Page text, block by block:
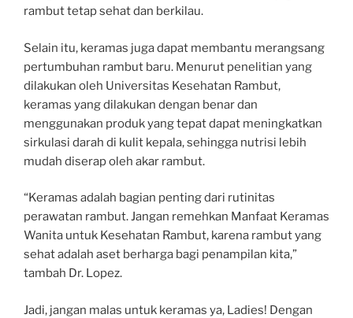
rambut tetap sehat dan berkilau.
Selain itu, keramas juga dapat membantu merangsang
pertumbuhan rambut baru. Menurut penelitian yang
dilakukan oleh Universitas Kesehatan Rambut,
keramas yang dilakukan dengan benar dan
menggunakan produk yang tepat dapat meningkatkan
sirkulasi darah di kulit kepala, sehingga nutrisi lebih
mudah diserap oleh akar rambut.
“Keramas adalah bagian penting dari rutinitas
perawatan rambut. Jangan remehkan Manfaat Keramas
Wanita untuk Kesehatan Rambut, karena rambut yang
sehat adalah aset berharga bagi penampilan kita,”
tambah Dr. Lopez.
Jadi, jangan malas untuk keramas ya, Ladies! Dengan